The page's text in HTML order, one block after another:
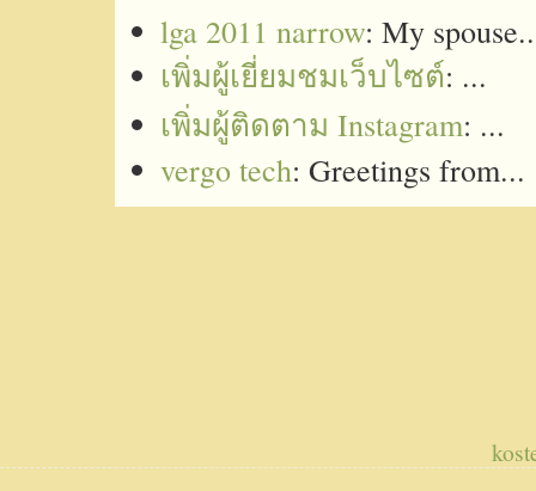
lga 2011 narrow: My
เพิ่มผู้เยี่ยมชมเว็บไซต์: ...
เพิ่มผู้ติดตาม Instagram: ...
vergo tech: Greetings from...